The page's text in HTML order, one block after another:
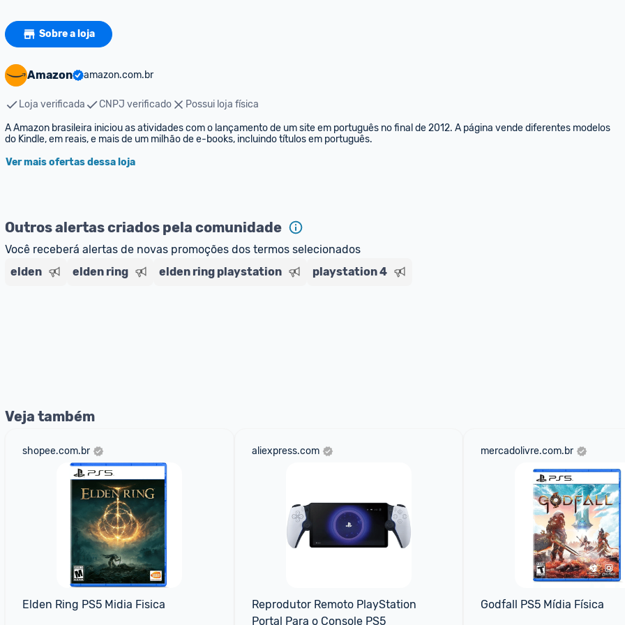
Sobre a loja
Amazon amazon.com.br
Loja verificada CNPJ verificado
Possui loja física
A Amazon brasileira iniciou as atividades com o lançamento de um site em português no final de 2012. A página vende diferentes modelos
do Kindle, em reais, e mais de um milhão de e-books, incluindo títulos em português.
Ver mais ofertas dessa loja
Outros alertas criados pela comunidade
Você receberá alertas de novas promoções dos termos selecionados
elden
elden ring elden ring playstation playstation 4
Veja também
shopee.com.br
Elden Ring PS5 Midia Fisica
aliexpress.com
Reprodutor Remoto PlayStation
Portal Para o Console PS5
mercadolivre.com.br
Godfall PS5 Mídia Física